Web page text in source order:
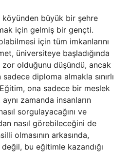
köyünden büyük bir şehre
için gelmiş bir gençti.
için tüm imkanlarını
üniversiteye başladığında
zor olduğunu düşündü, ancak
diploma almakla sınırlı
ona sadece bir meslek
zamanda insanların
sorgulayacağını ve
nasıl görebileceğini de
olmasının arkasında,
bu eğitimle kazandığı